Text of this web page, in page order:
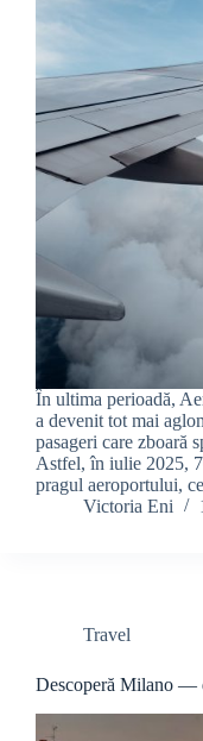
În ultima perioadă,
a devenit tot mai
pasageri care zboară
Astfel, în iulie 2025,
pragul aeroportului,
Victoria Eni
Travel
Descoperă Milano —